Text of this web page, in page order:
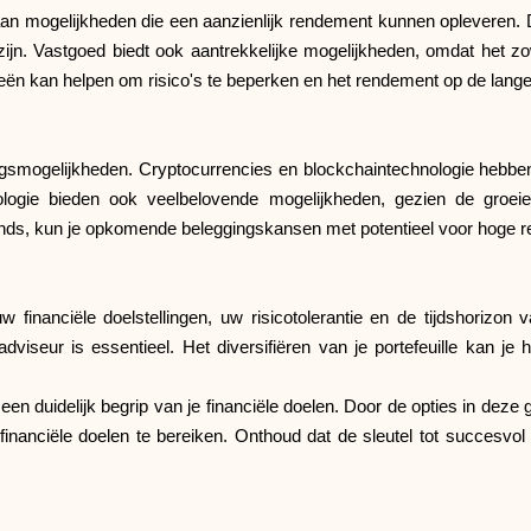
mogelijkheden die een aanzienlijk rendement kunnen
Vastgoed biedt ook aantrekkelijke mogelijkheden, omdat het
kan helpen om risico's te beperken en het rendement op de
Cryptocurrencies en blockchaintechnologie
bieden ook veelbelovende mogelijkheden, gezien de
kun je opkomende beleggingskansen met potentieel voor hoge
doelstellingen, uw risicotolerantie en de tijdshorizon
is essentieel. Het diversifiëren van je portefeuille kan je
duidelijk begrip van je financiële doelen. Door de opties in
doelen te bereiken. Onthoud dat de sleutel tot